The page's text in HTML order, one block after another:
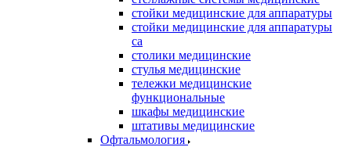
стойки медицинские для аппаратуры
стойки медицинские для аппаратуры
са
столики медицинские
стулья медицинские
тележки медицинские
функциональные
шкафы медицинские
штативы медицинские
Офтальмология